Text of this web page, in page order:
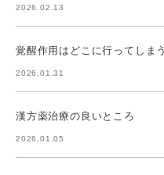
2026.02.13
覚醒作用はどこに行ってしま
2026.01.31
漢方薬治療の良いところ
2026.01.05